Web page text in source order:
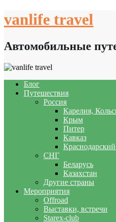
to
vanlife travel
Автомобильные
Блог
Путешествия
Россия
Карелия,
Крым
Питер
Кавказ
СНГ
Беларусь
Казахстан
Другие страны
Мероприятия
Offroad
Выставки, встречи
Starex-club